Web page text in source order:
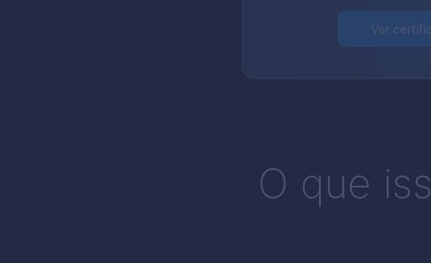
Ver
O que